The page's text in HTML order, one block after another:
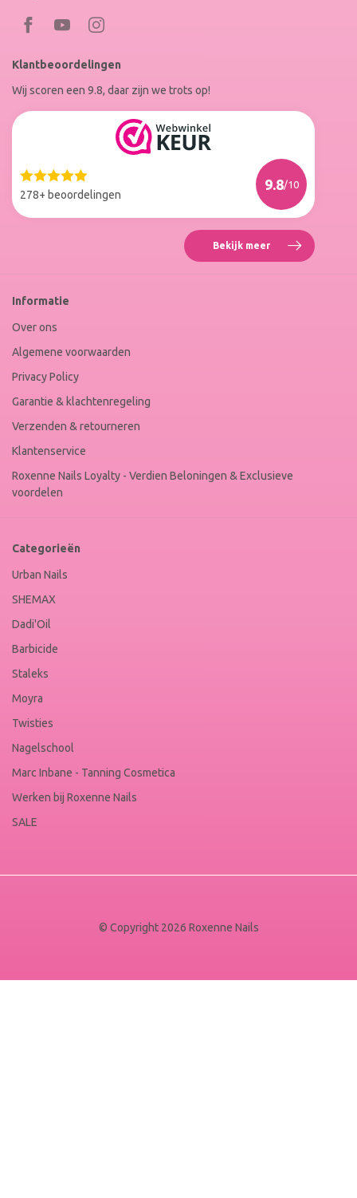
Bezoek
Facebook
op
Instagram
Klantbeoordelingen
Wij scoren een 9.8, daar zijn we trots op!
278+ beoordelingen
9.8/10
Web
Winkel
Bekijk meer Reviews
Roxenne
Informatie
Over ons
Algemene voorwaarden
Privacy Policy
Garantie & klachtenregeling
Verzenden & retourneren
Klantenservice
Roxenne Nails Loyalty - Verdien Beloningen & Exclusieve
voordelen
Categorieën
Urban Nails
SHEMAX
Dadi'Oil
Barbicide
Staleks
Moyra
Twisties
Nagelschool
Marc Inbane - Tanning Cosmetica
Werken bij Roxenne Nails
SALE
© Copyright 2026 Roxenne Nails